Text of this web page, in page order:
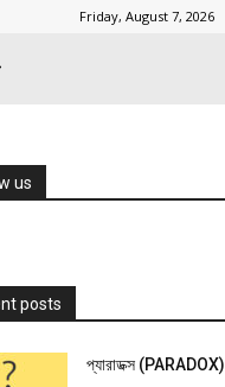
Friday, August 7, 2026
us
posts
প্যারাডক্স (PARADOX)